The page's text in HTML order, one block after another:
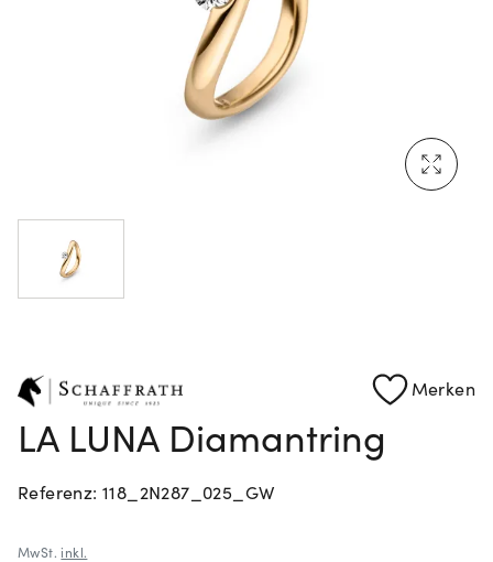
Neu bei Vogl: Cartier
Merken
LA LUNA Diamantring
Referenz: 118_2N287_025_GW
MwSt. inkl.